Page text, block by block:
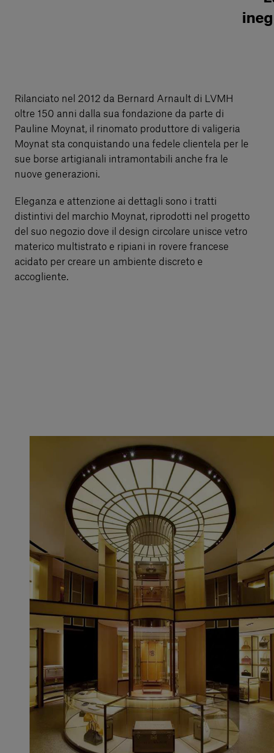
Rilanciato nel 2012 da Bernard Arnault di LVMH
oltre 150 anni dalla sua fondazione da parte di
Pauline Moynat, il rinomato produttore di valigeria
Moynat sta conquistando una fedele clientela per le
sue borse artigianali intramontabili anche fra le
nuove generazioni.
Eleganza e attenzione ai dettagli sono i tratti
distintivi del marchio Moynat, riprodotti nel progetto
del suo negozio dove il design circolare unisce vetro
materico multistrato e ripiani in rovere francese
acidato per creare un ambiente discreto e
accogliente.